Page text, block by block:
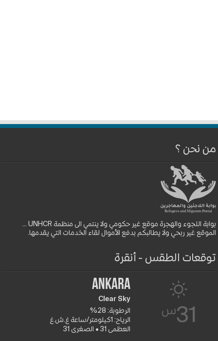
من نحن ؟
بوابة اللجوء والهجرة موقع غير حكومي ولا ينتمي الى منظمة UNHCR ...
الموقع غير ربحي ولا يطالبكم بدفع الأموال لقاء الخدمات التي يقدمها.
توقعات الطقس - أنقرة
31س
Ankara
Clear Sky
الرطوبة: 28%
الرياح: 1كيلومتر/ساعة غ.ش.غ
العظمى 31 • الصغرى 31